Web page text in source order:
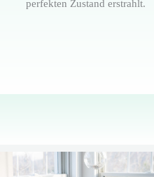
perfekten Zustand erstrahlt.